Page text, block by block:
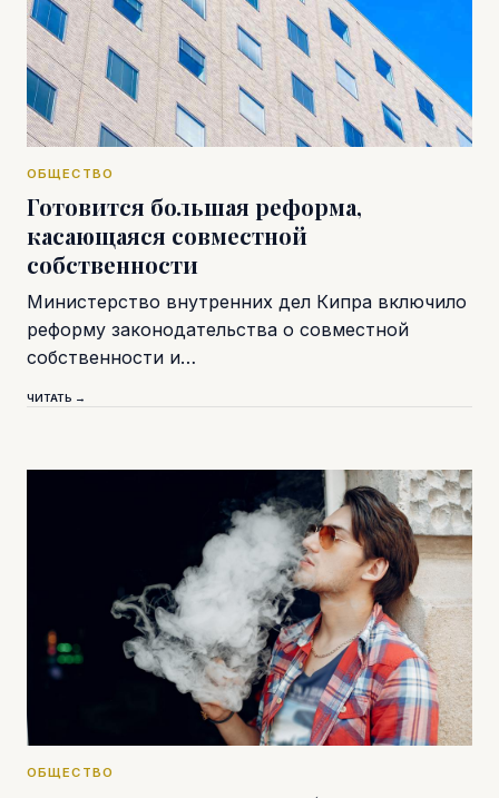
ОБЩЕСТВО
Готовится большая реформа,
касающаяся совместной
собственности
Министерство внутренних дел Кипра включило
реформу законодательства о совместной
собственности и…
ЧИТАТЬ →
ОБЩЕСТВО